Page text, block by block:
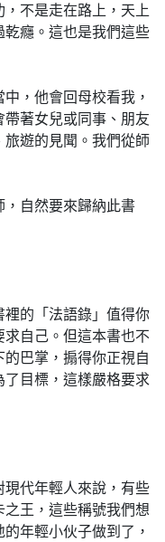
不是走在路上，天上
癮。這也是我們這些
，他會回母校看我，
著女兒或同事、朋友
遊的見聞。我們從師
自然要來歸納此書
的「法語錄」值得你
自己。但這本書也不
巴掌，搧得你正視自
目標，這樣嚴格要求
代年輕人來說，有些
王，這些稱號我們想
年輕小伙子做到了，